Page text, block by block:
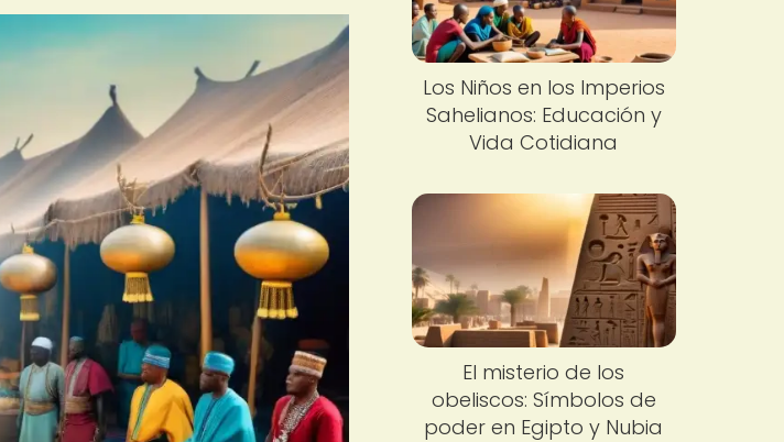
Los Niños en los Imperios
Sahelianos: Educación y
Vida Cotidiana
El misterio de los
obeliscos: Símbolos de
poder en Egipto y Nubia